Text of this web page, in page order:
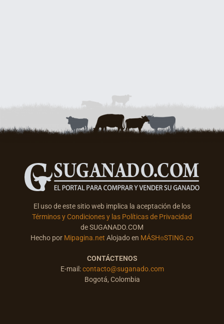
El uso de este sitio web implica la aceptación de los
Términos y Condiciones y las Políticas de Privacidad
de SUGANADO.COM
Hecho por Mipagina.net Alojado en MÁSH⌾STING.co
CONTÁCTENOS
E-mail:contacto@suganado.com
Bogotá, Colombia